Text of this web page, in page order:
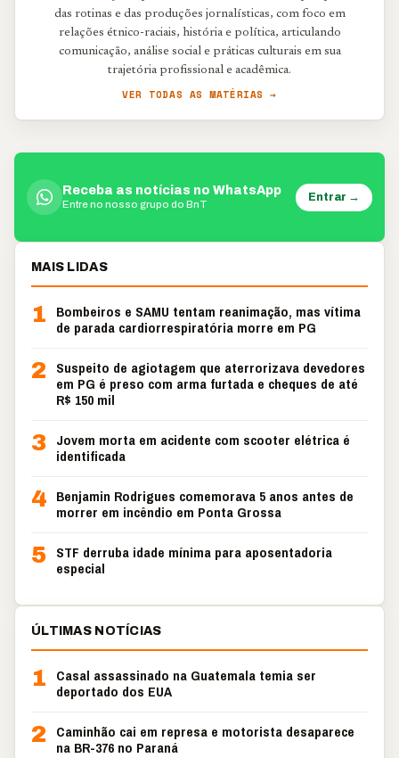
das rotinas e das produções jornalísticas, com foco em
relações étnico-raciais, história e política, articulando
comunicação, análise social e práticas culturais em sua
trajetória profissional e acadêmica.
VER TODAS AS MATÉRIAS →
Receba as notícias no WhatsApp
Entre no nosso grupo do BnT
Entrar →
MAIS LIDAS
1
Bombeiros e SAMU tentam reanimação, mas vítima
de parada cardiorrespiratória morre em PG
2
Suspeito de agiotagem que aterrorizava devedores
em PG é preso com arma furtada e cheques de até
R$ 150 mil
3 Jovem morta em acidente com scooter elétrica é
identificada
4 Benjamin Rodrigues comemorava 5 anos antes de
morrer em incêndio em Ponta Grossa
5 STF derruba idade mínima para aposentadoria
especial
ÚLTIMAS NOTÍCIAS
1
Casal assassinado na Guatemala temia ser
deportado dos EUA
2
Caminhão cai em represa e motorista desaparece
na BR-376 no Paraná